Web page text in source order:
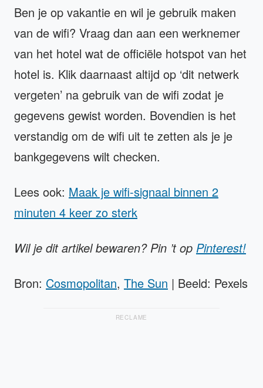
Ben je op vakantie en wil je gebruik maken
van de wifi? Vraag dan aan een werknemer
van het hotel wat de officiële hotspot van het
hotel is. Klik daarnaast altijd op ‘dit netwerk
vergeten’ na gebruik van de wifi zodat je
gegevens gewist worden. Bovendien is het
verstandig om de wifi uit te zetten als je je
bankgegevens wilt checken.
Lees ook: Maak je wifi-signaal binnen 2
minuten 4 keer zo sterk
Wil je dit artikel bewaren? Pin ’t op Pinterest!
Bron: Cosmopolitan, The Sun | Beeld: Pexels
RECLAME